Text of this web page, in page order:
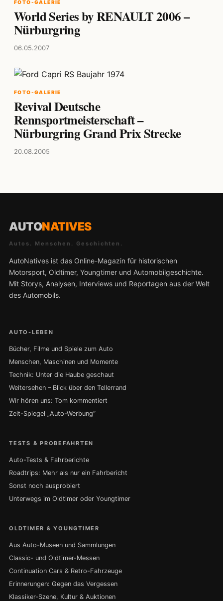
FOTO-GALERIE
World Series by RENAULT 2006 –
Nürburgring
06.05.2007
FOTO-GALERIE
Revival Deutsche
Rennsportmeisterschaft –
Nürburgring Grand Prix Strecke
20.08.2005
AUTONATIVES
Autos. Menschen. Geschichten.
AutoNatives ist das Online-Magazin für historischen
Motorsport, Oldtimer, Youngtimer und Automobilgeschichte.
Mit Storys, Analysen, Interviews und Reportagen aus der Welt
des Automobils.
AUTO-LEBEN
Bücher, Filme und Spiele zum Auto
Menschen, Maschinen und Momente
Technik: Unter die Haube geschaut
Weitersehen – Blick über den Tellerrand
Wir hören uns: Tom kommentiert
Zeit-Spiegel „Auto-Werbung“
TESTS & PROBEFAHRTEN
Auto-Tests & Fahrberichte
Roadtrips: Mehr als nur ein Fahrbericht
Sonst noch ausprobiert
Unterwegs im Oldtimer oder Youngtimer
OLDTIMER & YOUNGTIMER
Aus Auto-Museen und Sammlungen
Classic- und Oldtimer-Messen
Continuation Cars & Retro-Fahrzeuge
Erinnerungen: Gegen das Vergessen
Klassiker-Szene, Kultur & Auktionen